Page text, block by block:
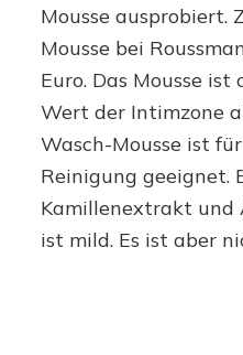
Mousse ausprobiert.
Mousse bei
Euro. Das Mousse
Wert der Intimzone
Wasch-Mousse ist
Reinigung geeignet.
Kamillenextrakt und
ist mild. Es ist aber